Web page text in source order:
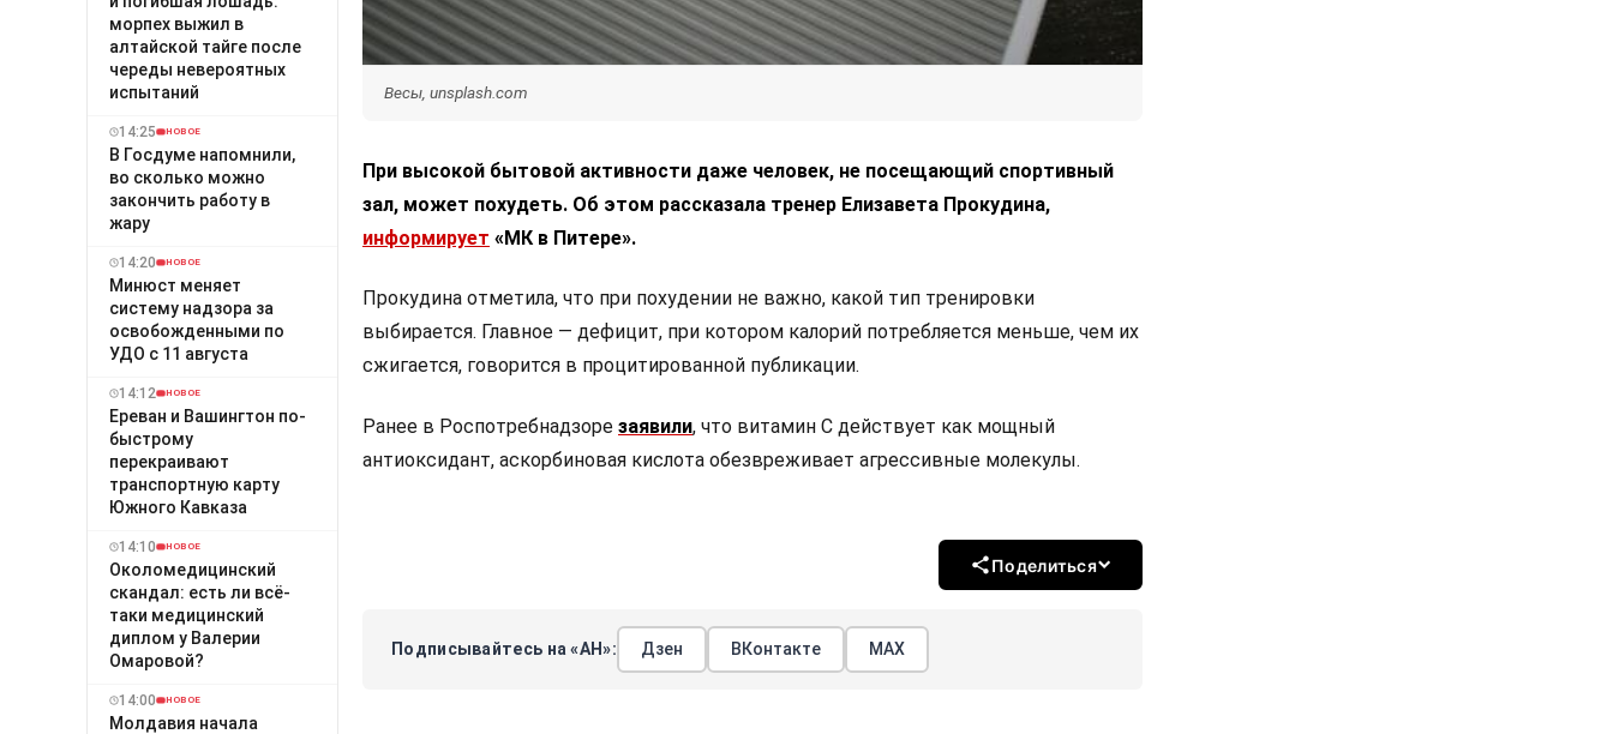
морпех выжил в
алтайской тайге после
череды невероятных
испытаний
14:25 НОВОЕ
В Госдуме напомнили,
во сколько можно
закончить работу в
жару
14:20 НОВОЕ
Минюст меняет
систему надзора за
освобожденными по
УДО с 11 августа
14:12 НОВОЕ
Ереван и Вашингтон по-
быстрому
перекраивают
транспортную карту
Южного Кавказа
14:10 НОВОЕ
Околомедицинский
скандал: есть ли всё-
таки медицинский
диплом у Валерии
Омаровой?
14:00 НОВОЕ
Молдавия начала
Весы, unsplash.com
При высокой бытовой активности даже человек, не посещающий спортивный
зал, может похудеть. Об этом рассказала тренер Елизавета Прокудина,
информирует «МК в Питере».
Прокудина отметила, что при похудении не важно, какой тип тренировки
выбирается. Главное — дефицит, при котором калорий потребляется меньше, чем их
сжигается, говорится в процитированной публикации.
Ранее в Роспотребнадзоре заявили, что витамин С действует как мощный
антиоксидант, аскорбиновая кислота обезвреживает агрессивные молекулы.
Поделиться
Подписывайтесь на «АН»: Дзен ВКонтакте МАХ